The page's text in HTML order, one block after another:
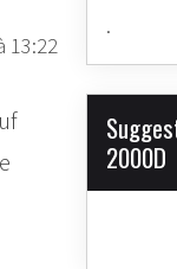
13:22
.
2000D